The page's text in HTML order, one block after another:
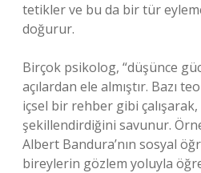
tetikler ve bu da bir tür
doğurur.
Birçok psikolog, “düşünce
açılardan ele almıştır. Bazı
içsel bir rehber gibi çalışarak,
şekillendirdiğini savunur.
Albert Bandura’nın sosyal
bireylerin gözlem yoluyla